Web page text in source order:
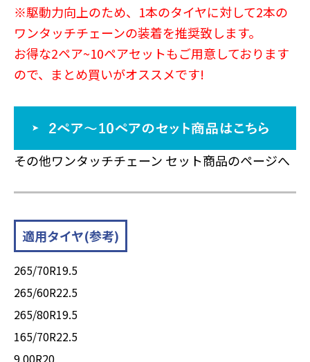
※駆動力向上のため、1本のタイヤに対して2本の
ワンタッチチェーンの装着を推奨致します。
お得な2ペア~10ペアセットもご用意しております
ので、まとめ買いがオススメです!
その他ワンタッチチェーン セット商品のページへ
適用タイヤ(参考)
265/70R19.5
265/60R22.5
265/80R19.5
165/70R22.5
9.00R20